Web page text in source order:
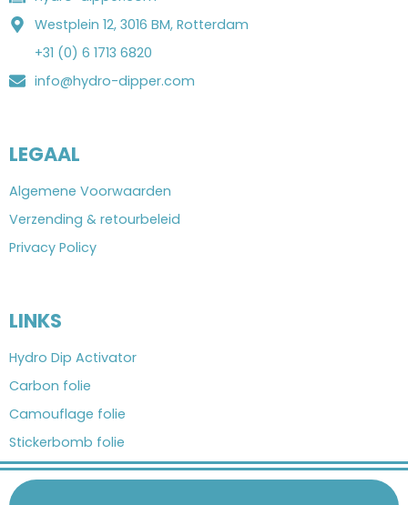
Westplein 12, 3016 BM, Rotterdam
+31 (0) 6 1713 6820
info@hydro-dipper.com
LEGAAL
Algemene Voorwaarden
Verzending & retourbeleid
Privacy Policy
LINKS
Hydro Dip Activator
Carbon folie
Camouflage folie
Stickerbomb folie